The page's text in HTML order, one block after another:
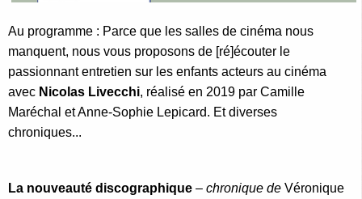
Au programme : Parce que les salles de cinéma nous
manquent, nous vous proposons de [ré]écouter le
passionnant entretien sur les enfants acteurs au cinéma
avec Nicolas Livecchi, réalisé en 2019 par Camille
Maréchal et Anne-Sophie Lepicard. Et diverses
chroniques...
La nouveauté discographique – chronique de Véronique